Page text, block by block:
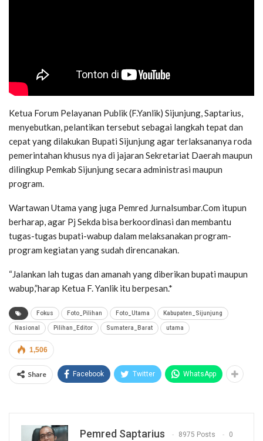
Ketua Forum Pelayanan Publik (F.Yanlik) Sijunjung, Saptarius,
menyebutkan, pelantikan tersebut sebagai langkah tepat dan
cepat yang dilakukan Bupati Sijunjung agar terlaksananya roda
pemerintahan khusus nya di jajaran Sekretariat Daerah maupun
dilingkup Pemkab Sijunjung secara administrasi maupun
program.
Wartawan Utama yang juga Pemred Jurnalsumbar.Com itupun
berharap, agar Pj Sekda bisa berkoordinasi dan membantu
tugas-tugas bupati-wabup dalam melaksanakan program-
program kegiatan yang sudah direncanakan.
“Jalankan lah tugas dan amanah yang diberikan bupati maupun
wabup,”harap Ketua F. Yanlik itu berpesan.*
Fokus Foto_Pilihan Foto_Utama Kabupaten_Sijunjung
Nasional Pilihan_Editor Sumatera_Barat utama
1,506
Share Facebook Twitter WhatsApp
Pemred Saptarius 8975 Posts 0